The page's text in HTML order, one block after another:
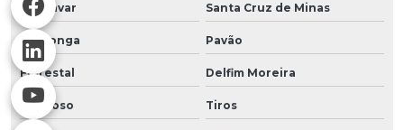
Japonvar Santa Cruz de Minas
Araponga Pavão
Florestal Delfim Moreira
Formoso Tiros